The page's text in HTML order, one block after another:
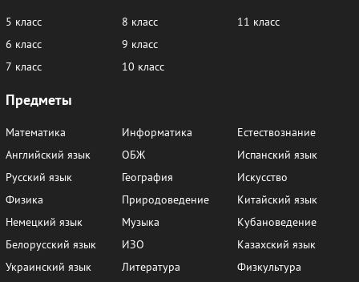
5 класс
6 класс
7 класс
8 класс
9 класс
10 класс
11 класс
Предметы
Математика
Английский язык
Русский язык
Физика
Немецкий язык
Белорусский язык
Украинский язык
Информатика
ОБЖ
География
Природоведение
Музыка
ИЗО
Литература
Естествознание
Испанский язык
Искусство
Китайский язык
Кубановедение
Казахский язык
Физкультура